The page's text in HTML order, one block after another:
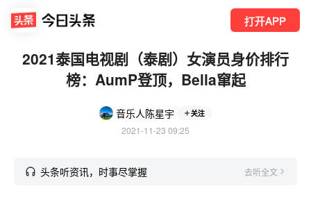
打开APP
2021泰国电视剧（泰剧）女演员身价排行
榜：AumP登顶，Bella窜起
音乐人陈星宇 关注
2021-11-23 09:25
头条听资讯，时事尽掌握 去听全文